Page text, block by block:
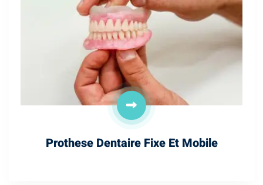
Prothese Dentaire Fixe Et Mobile